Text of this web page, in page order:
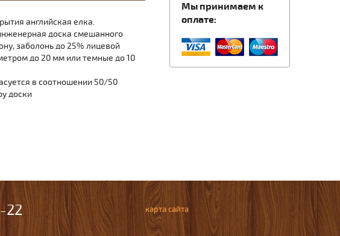
английская елка.
доска смешанного
заболонь до 25% лицевой
до 20 мм или темные до 10
в соотношении 50/50
доски
Мы принимаем к
оплате:
22 карта сайта